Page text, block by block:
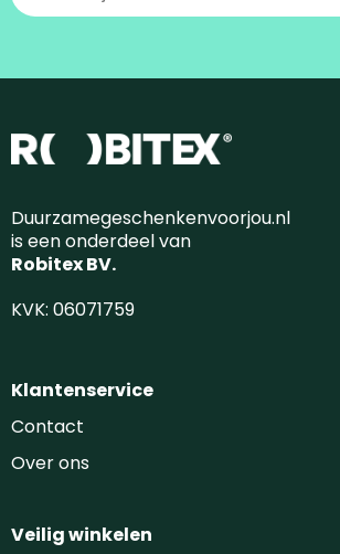
Duurzamegeschenkenvoorjou.nl
is een onderdeel van
Robitex BV.
KVK: 06071759
Klantenservice
Contact
Over ons
Veilig winkelen